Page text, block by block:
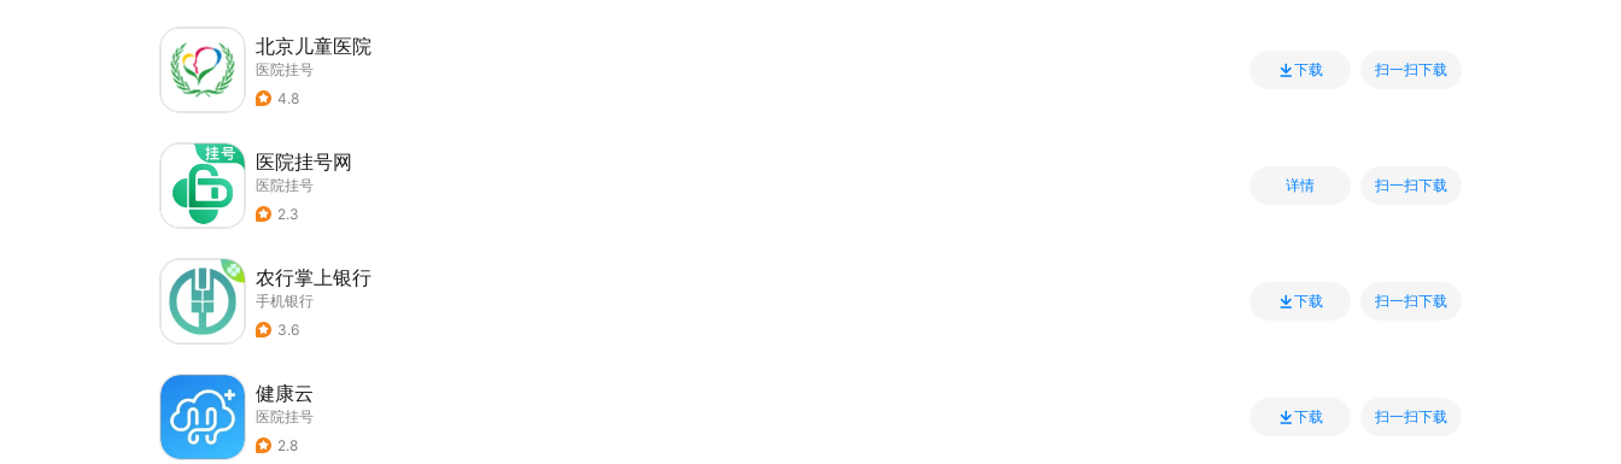
北京儿童医院
医院挂号
4.8
下载 扫一扫下载
医院挂号网
医院挂号
2.3
详情 扫一扫下载
农行掌上银行
手机银行
3.6
下载 扫一扫下载
健康云
医院挂号
2.8
下载 扫一扫下载